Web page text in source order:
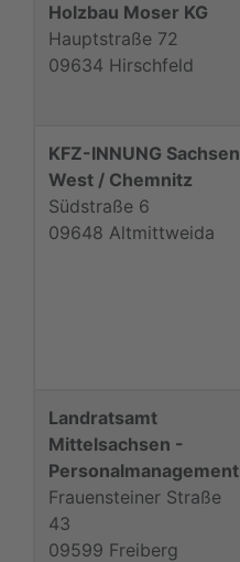
Holzbau Moser KG
Hauptstraße 72
09634 Hirschfeld
KFZ-INNUNG Sachsen
West / Chemnitz
Südstraße 6
09648 Altmittweida
Landratsamt
Mittelsachsen -
Personalmanagement
Frauensteiner Straße
43
09599 Freiberg